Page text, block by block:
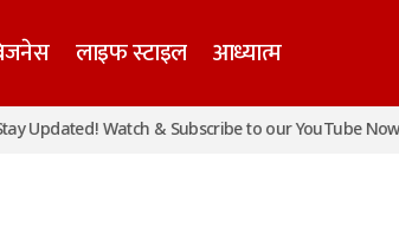
लाइफ स्टाइल आध्यात्म
Updated! Watch & Subscribe to our YouTube Now!